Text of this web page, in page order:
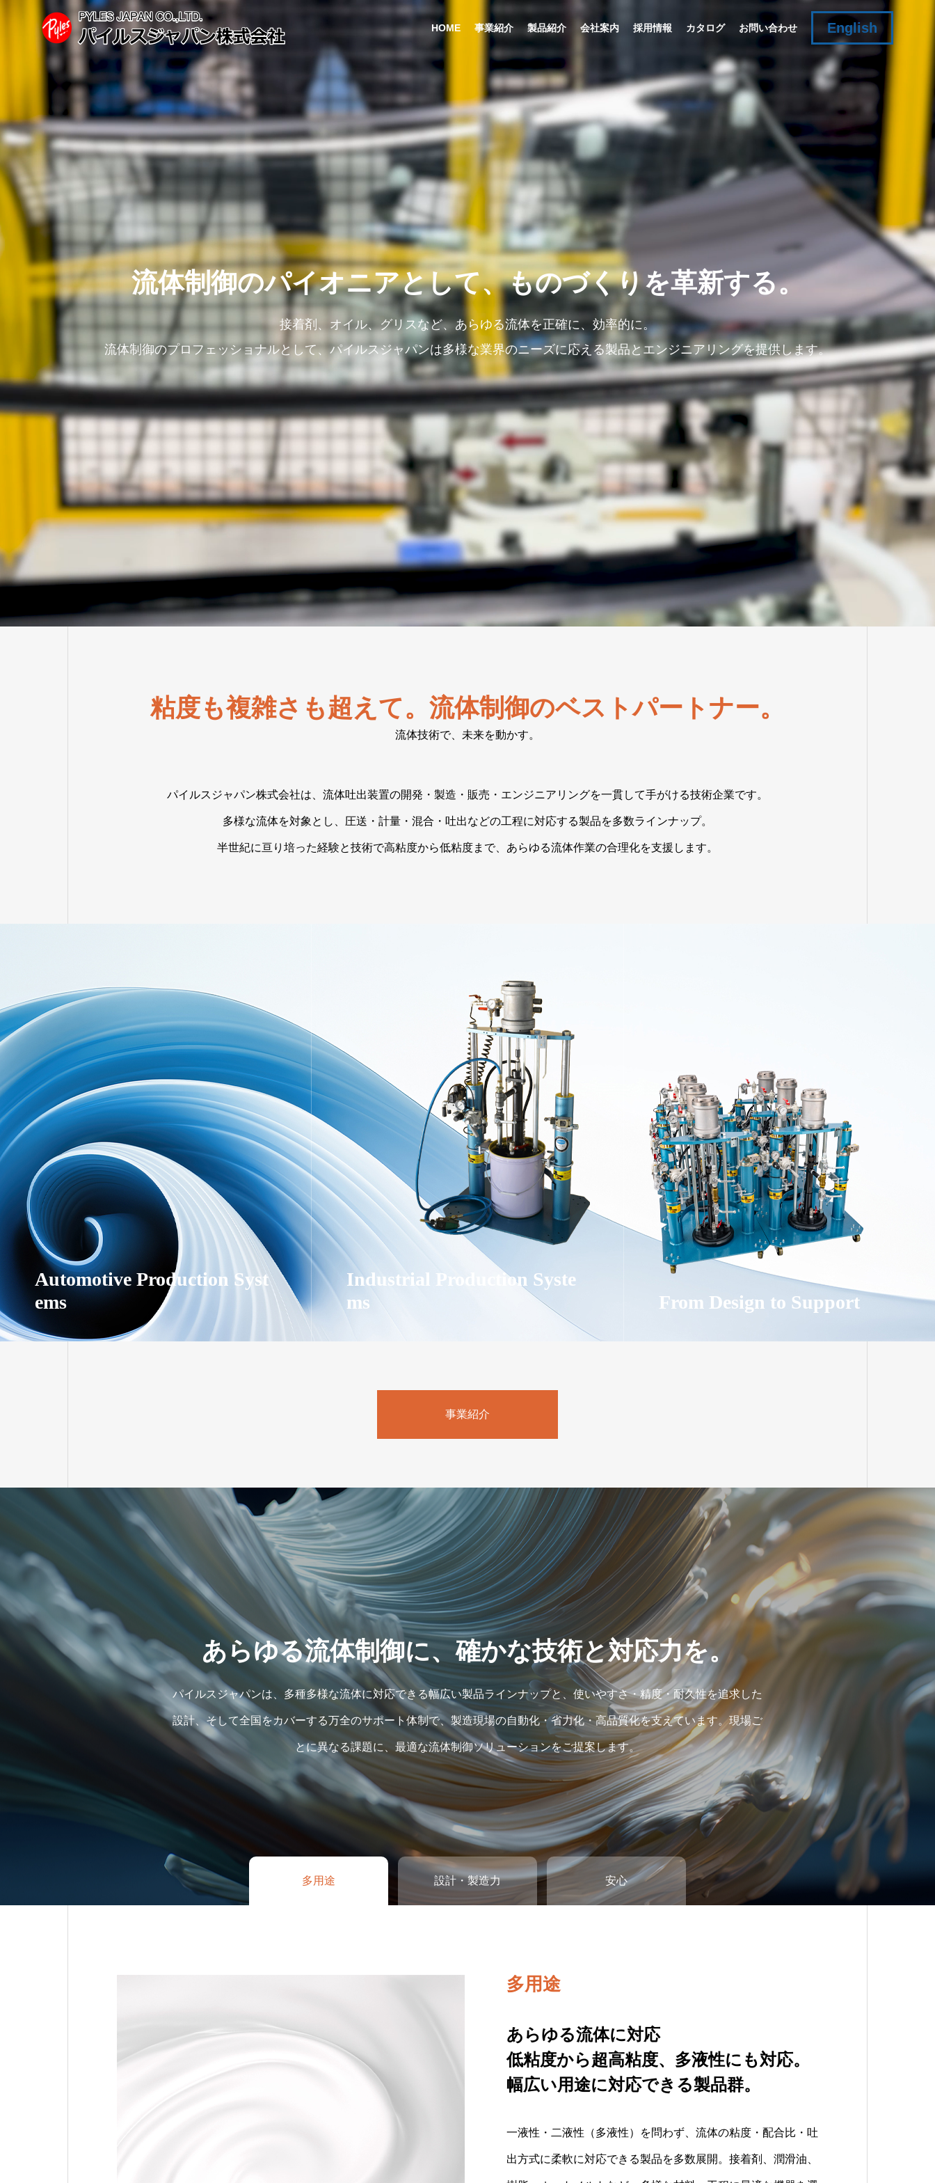
HOME 事業紹介 製品紹介 会社案内 採用情報 カタログ お問い合わせ English
事業紹介
Automotive Production Syst
ems
Industrial Production Syste
ms
From Design to Support
会社案内
COMPANY
ごあいさつ
Greetings
会社概要
Company Profile
流体制御のパイオニアとして、ものづくりを革新する。
接着剤、オイル、グリスなど、あらゆる流体を正確に、効率的に。
流体制御のプロフェッショナルとして、パイルスジャパンは多様な業界のニーズに応える製品とエンジニアリングを提供します。
粘度も複雑さも超えて。流体制御のベストパートナー。
流体技術で、未来を動かす。
パイルスジャパン株式会社は、流体吐出装置の開発・製造・販売・エンジニアリングを一貫して手がける技術企業です。
多様な流体を対象とし、圧送・計量・混合・吐出などの工程に対応する製品を多数ラインナップ。
半世紀に亘り培った経験と技術で高粘度から低粘度まで、あらゆる流体作業の合理化を支援します。
Automotive Production Syst
ems
Industrial Production Syste
ms
From Design to Support
事業紹介
あらゆる流体制御に、確かな技術と対応力を。
パイルスジャパンは、多種多様な流体に対応できる幅広い製品ラインナップと、使いやすさ・精度・耐久性を追求した
設計、そして全国をカバーする万全のサポート体制で、製造現場の自動化・省力化・高品質化を支えています。現場ご
とに異なる課題に、最適な流体制御ソリューションをご提案します。
多用途 設計・製造力 安心
多用途
あらゆる流体に対応
低粘度から超高粘度、多液性にも対応。
幅広い用途に対応できる製品群。
一液性・二液性（多液性）を問わず、流体の粘度・配合比・吐
出方式に柔軟に対応できる製品を多数展開。接着剤、潤滑油、
設計・製造力
半世紀の経験が生む、使いやすく・高精
度で・耐久性に優れた製品。
度・耐久性・操作性にこだわった流体制御装置を設計・製造。
現場の作業性を高め、長期使用にも耐える品質を追求していま
安心
万全のアフターサポート
全国対応のサポート体制と豊富なパーツ
供給で導入後も安心。
導入から運用、保守までを一貫サポート。各地域に広がる販
売・サービスネットワークと、充実したパーツストックによ